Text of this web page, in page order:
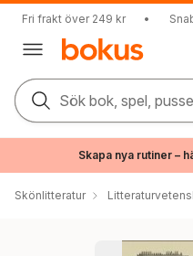
Fri frakt över 249 kr •
Sök bok, spel,
Skapa nya rutiner –
Skönlitteratur